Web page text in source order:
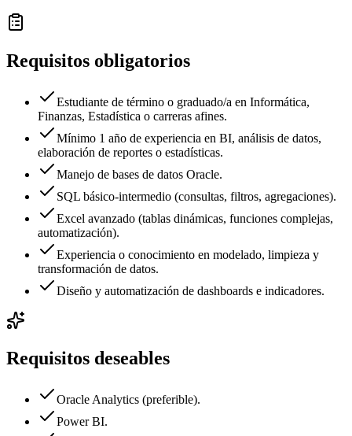
Requisitos obligatorios
Estudiante de término o graduado/a en Informática,
Finanzas, Estadística o carreras afines.
Mínimo 1 año de experiencia en BI, análisis de datos,
elaboración de reportes o estadísticas.
Manejo de bases de datos Oracle.
SQL básico-intermedio (consultas, filtros, agregaciones).
Excel avanzado (tablas dinámicas, funciones complejas,
automatización).
Experiencia o conocimiento en modelado, limpieza y
transformación de datos.
Diseño y automatización de dashboards e indicadores.
Requisitos deseables
Oracle Analytics (preferible).
Power BI.